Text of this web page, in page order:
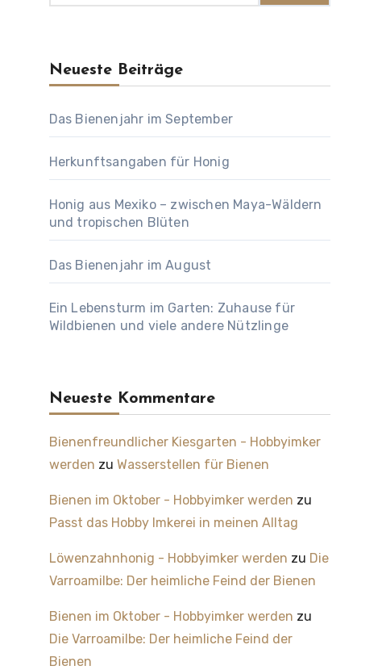
Neueste Beiträge
Das Bienenjahr im September
Herkunftsangaben für Honig
Honig aus Mexiko – zwischen Maya-Wäldern
und tropischen Blüten
Das Bienenjahr im August
Ein Lebensturm im Garten: Zuhause für
Wildbienen und viele andere Nützlinge
Neueste Kommentare
Bienenfreundlicher Kiesgarten - Hobbyimker
werden zu Wasserstellen für Bienen
Bienen im Oktober - Hobbyimker werden zu
Passt das Hobby Imkerei in meinen Alltag
Löwenzahnhonig - Hobbyimker werden zu Die
Varroamilbe: Der heimliche Feind der Bienen
Bienen im Oktober - Hobbyimker werden zu
Die Varroamilbe: Der heimliche Feind der
Bienen